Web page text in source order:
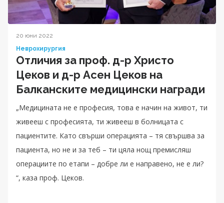
20 юни 2022
Неврохирургия
Отличия за проф. д-р Христо
Цеков и д-р Асен Цеков на
Балканските медицински награди
„Медицината не е професия, това е начин на живот, ти
живееш с професията, ти живееш в болницата с
пациентите. Като свърши операцията – тя свършва за
пациента, но не и за теб – ти цяла нощ премисляш
операциите по етапи – добре ли е направено, не е ли?
“, каза проф. Цеков.